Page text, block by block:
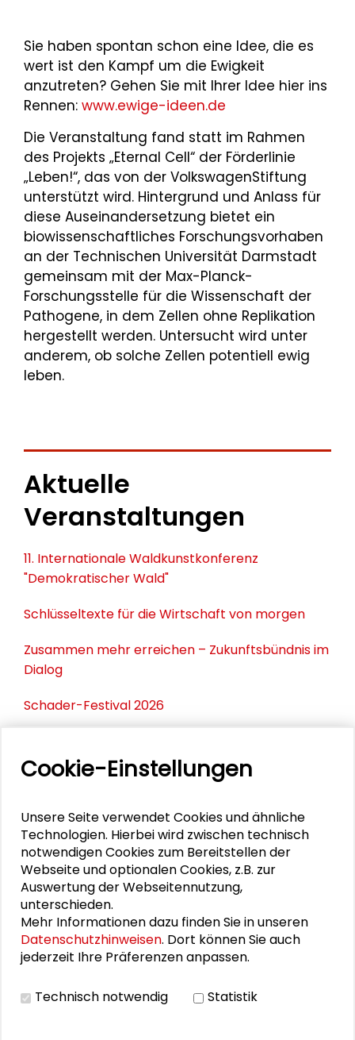
Sie haben spontan schon eine Idee, die es
wert ist den Kampf um die Ewigkeit
anzutreten? Gehen Sie mit Ihrer Idee hier ins
Rennen: www.ewige-ideen.de
Die Veranstaltung fand statt im Rahmen
des Projekts „Eternal Cell“ der Förderlinie
„Leben!“, das von der VolkswagenStiftung
unterstützt wird. Hintergrund und Anlass für
diese Auseinandersetzung bietet ein
biowissenschaftliches Forschungsvorhaben
an der Technischen Universität Darmstadt
gemeinsam mit der Max-Planck-
Forschungsstelle für die Wissenschaft der
Pathogene, in dem Zellen ohne Replikation
hergestellt werden. Untersucht wird unter
anderem, ob solche Zellen potentiell ewig
leben.
Aktuelle
Veranstaltungen
11. Internationale Waldkunstkonferenz
"Demokratischer Wald"
Schlüsseltexte für die Wirtschaft von morgen
Zusammen mehr erreichen – Zukunftsbündnis im
Dialog
Schader-Festival 2026
Alfred Nordmann
Johannes Kabisch
DOWNLOADS
Zum neuen Programm
Cookie-Einstellungen
Unsere Seite verwendet Cookies und ähnliche
Technologien. Hierbei wird zwischen technisch
notwendigen Cookies zum Bereitstellen der
Webseite und optionalen Cookies, z.B. zur
Auswertung der Webseitennutzung,
unterschieden.
Mehr Informationen dazu finden Sie in unseren
Datenschutzhinweisen. Dort können Sie auch
jederzeit Ihre Präferenzen anpassen.
Technisch notwendig Statistik